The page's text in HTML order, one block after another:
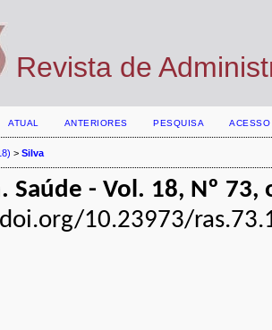
Revista de
ATUAL ANTERIORES PESQUISA ACESSO
> Silva
Saúde - Vol. 18, Nº
10.23973/